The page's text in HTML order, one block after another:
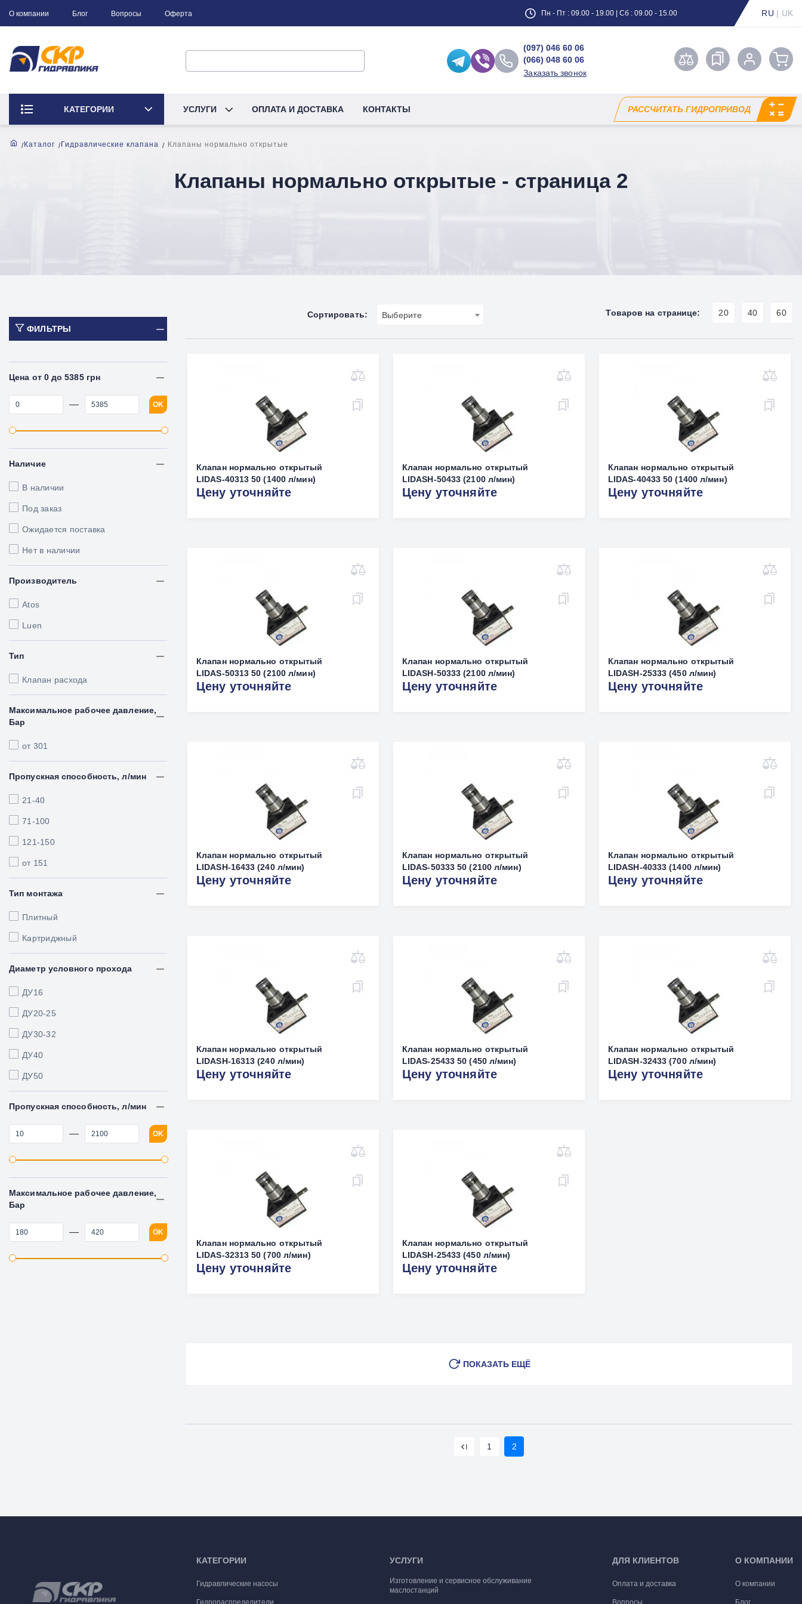
О компании Блог Вопросы Оферта Пн - Пт : 09.00 - 19.00 | Сб : 09.00 - 15.00 RU | UK
(097) 046 60 06
(066) 048 60 06
Заказать звонок
КАТЕГОРИИ УСЛУГИ ОПЛАТА И ДОСТАВКА КОНТАКТЫ РАССЧИТАТЬ ГИДРОПРИВОД
Каталог Гидравлические клапана Клапаны нормально открытые
Клапаны нормально открытые - страница 2
ФИЛЬТРЫ
Цена от 0 до 5385 грн
— OK
Наличие
В наличии
Под заказ
Ожидается поставка
Нет в наличии
Производитель
Atos
Luen
Тип
Клапан расхода
Максимальное рабочее давление,
Бар
от 301
Пропускная способность, л/мин
21-40
71-100
121-150
от 151
Тип монтажа
Плитный
Картриджный
Диаметр условного прохода
ДУ16
ДУ20-25
ДУ30-32
ДУ40
ДУ50
Пропускная способность, л/мин
— OK
Максимальное рабочее давление,
Бар
— OK
Сортировать: Выберите Товаров на странице: 20 40 60
Клапан нормально открытый
LIDAS-40313 50 (1400 л/мин)
Цену уточняйте
Клапан нормально открытый
LIDASH-50433 (2100 л/мин)
Цену уточняйте
Клапан нормально открытый
LIDAS-40433 50 (1400 л/мин)
Цену уточняйте
Клапан нормально открытый
LIDAS-50313 50 (2100 л/мин)
Цену уточняйте
Клапан нормально открытый
LIDASH-50333 (2100 л/мин)
Цену уточняйте
Клапан нормально открытый
LIDASH-25333 (450 л/мин)
Цену уточняйте
Клапан нормально открытый
LIDASH-16433 (240 л/мин)
Цену уточняйте
Клапан нормально открытый
LIDAS-50333 50 (2100 л/мин)
Цену уточняйте
Клапан нормально открытый
LIDASH-40333 (1400 л/мин)
Цену уточняйте
Клапан нормально открытый
LIDASH-16313 (240 л/мин)
Цену уточняйте
Клапан нормально открытый
LIDAS-25433 50 (450 л/мин)
Цену уточняйте
Клапан нормально открытый
LIDASH-32433 (700 л/мин)
Цену уточняйте
Клапан нормально открытый
LIDAS-32313 50 (700 л/мин)
Цену уточняйте
Клапан нормально открытый
LIDASH-25433 (450 л/мин)
Цену уточняйте
ПОКАЗАТЬ ЕЩЁ
1 2
КАТЕГОРИИ
Гидравлические насосы
Гидрораспределители
УСЛУГИ
Изготовление и сервисное обслуживание
маслостанций
ДЛЯ КЛИЕНТОВ
Оплата и доставка
Вопросы
О КОМПАНИИ
О компании
Блог